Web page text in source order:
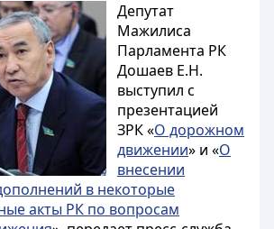
Депутат
Мажилиса
Парламента РК
Дошаев Е.Н.
выступил с
презентацией
ЗРК «О дорожном
движении» и «О
внесении
в некоторые
акты РК по вопросам